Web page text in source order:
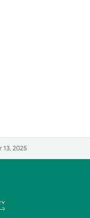
13, 2025